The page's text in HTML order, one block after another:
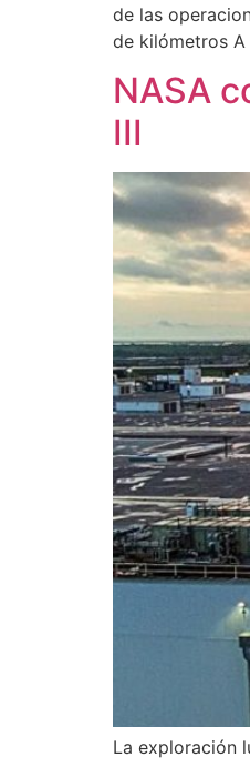
de las
de kilómetros
NASA
III
La exploración